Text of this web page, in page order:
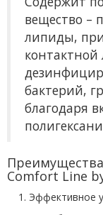
вещество –
липиды,
бактерий,
благодаря
Comfort Line
1. Эффективное